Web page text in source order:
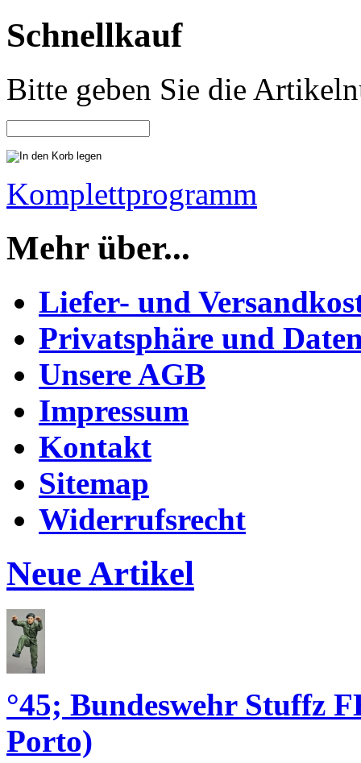
Schnellkauf
Bitte geben Sie die
Komplettprogramm
Mehr über...
Liefer- und
Privatsphäre und
Unsere AGB
Impressum
Kontakt
Sitemap
Widerrufsrecht
Neue Artikel
°45; Bundeswehr Stuffz
Porto)